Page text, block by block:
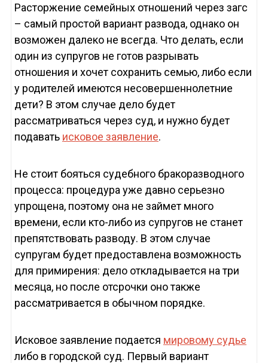
Расторжение семейных отношений через загс
– самый простой вариант развода, однако он
возможен далеко не всегда. Что делать, если
один из супругов не готов разрывать
отношения и хочет сохранить семью, либо если
у родителей имеются несовершеннолетние
дети? В этом случае дело будет
рассматриваться через суд, и нужно будет
подавать исковое заявление.
Не стоит бояться судебного бракоразводного
процесса: процедура уже давно серьезно
упрощена, поэтому она не займет много
времени, если кто-либо из супругов не станет
препятствовать разводу. В этом случае
супругам будет предоставлена возможность
для примирения: дело откладывается на три
месяца, но после отсрочки оно также
рассматривается в обычном порядке.
Исковое заявление подается мировому судье
либо в городской суд. Первый вариант